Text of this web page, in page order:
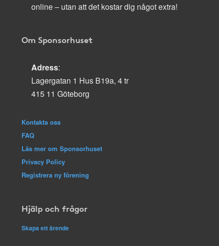
online – utan att det kostar dig något extra!
Om Sponsorhuset
Adress:
Lagergatan 1 Hus B19a, 4 tr
415 11 Göteborg
Kontakta oss
FAQ
Läs mer om Sponsorhuset
Privacy Policy
Registrera ny förening
Hjälp och frågor
Skapa ett ärende